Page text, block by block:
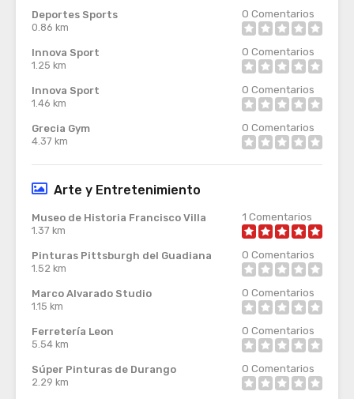
Deportes Sports
0.86 km
0 Comentarios
Innova Sport
1.25 km
0 Comentarios
Innova Sport
1.46 km
0 Comentarios
Grecia Gym
4.37 km
0 Comentarios
Arte y Entretenimiento
Museo de Historia Francisco Villa
1.37 km
1 Comentarios
Pinturas Pittsburgh del Guadiana
1.52 km
0 Comentarios
Marco Alvarado Studio
1.15 km
0 Comentarios
Ferretería Leon
5.54 km
0 Comentarios
Súper Pinturas de Durango
2.29 km
0 Comentarios